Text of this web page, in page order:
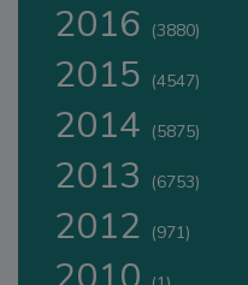
2016 (3880)
2015 (4547)
2014 (5875)
2013 (6753)
2012 (971)